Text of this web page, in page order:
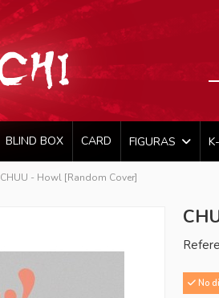
BLIND BOX CARD FIGURAS
CHUU - Howl [Random Cover]
No